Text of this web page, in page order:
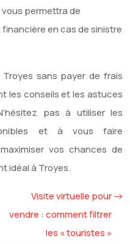
permettra de
en cas de sinistre
sans payer de frais
les conseils et les astuces
pas à utiliser les
et à vous faire
vos chances de
idéal à Troyes.
Visite virtuelle pour
vendre : comment filtrer
les « touristes »